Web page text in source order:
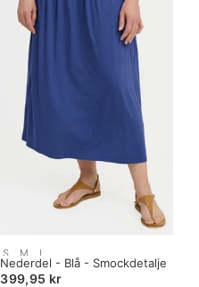
Nederdel - Blå - Smockdetalje
399,95 kr
Size:
S
selected
S M L